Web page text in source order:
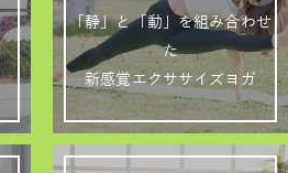
「静」と「動」を組み合わせ
た
新感覚エクササイズヨガ